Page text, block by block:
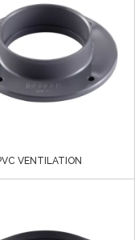
VENTILATION